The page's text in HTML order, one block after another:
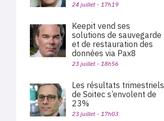
24 juillet - 17h19
Keepit vend ses
solutions de sauvegarde
et de restauration des
données via Pax8
23 juillet - 18h56
Les résultats trimestriels
de Soitec s’envolent de
23%
23 juillet - 17h03